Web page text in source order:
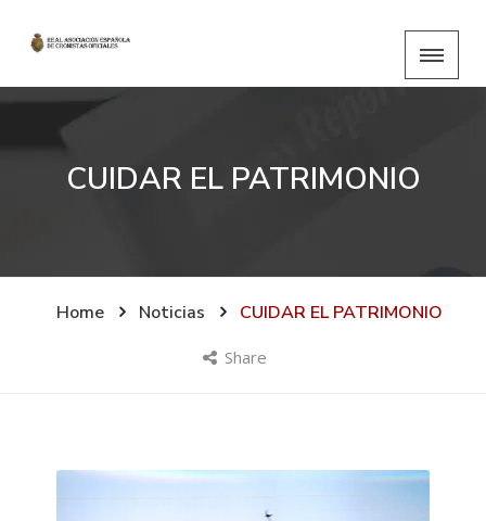
CUIDAR EL PATRIMONIO
Home Noticias CUIDAR EL PATRIMONIO
Share